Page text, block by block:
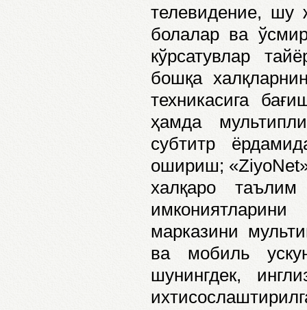
телевидение, шу
болалар ва
кўрсатувлар
бошқа
техникасига
ҳамда
субтитр
ошириш;
халқаро
марказини
ва мобиль
шунингдек,